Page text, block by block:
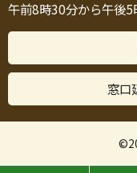
午前8時30分から午後
窓口